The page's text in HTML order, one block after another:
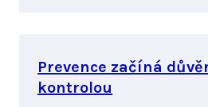
Prevence začíná
kontrolou